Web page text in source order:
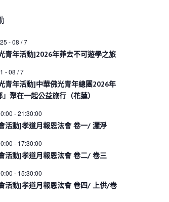
-08 / 7
青年活動]2026年菲去不可遊學之旅
-08 / 7
青年活動]中華佛光青年總團2026年
」聚在一起公益旅行（花蓮）
-21:30:00
活動]孝道月報恩法會 卷一/ 灑淨
- 17:30:00
活動]孝道月報恩法會 卷二/ 卷三
- 15:30:00
活動]孝道月報恩法會 卷四/ 上供/卷